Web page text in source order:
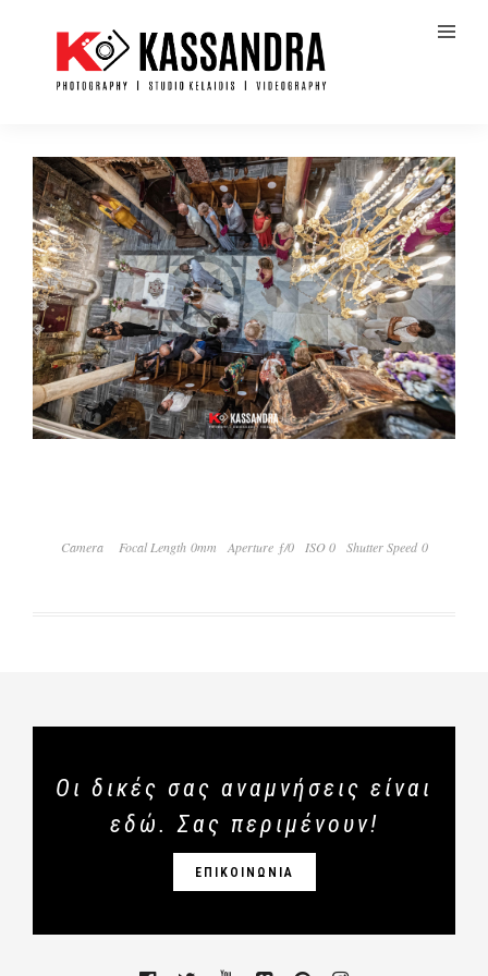
Camera Focal Length 0mm Aperture ƒ/0 ISO 0 Shutter Speed 0
Οι δικές σας αναμνήσεις είναι
εδώ. Σας περιμένουν!
ΕΠΙΚΟΙΝΩΝΙΑ